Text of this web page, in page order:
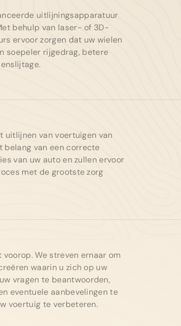
uitlijningsapparatuur
behulp van laser- of 3D-
ervoor zorgen dat uw wielen
soepeler rijgedrag, betere
uitlijnen van voertuigen van
belang van een correcte
van uw auto en zullen ervoor
met de grootste zorg
We streven ernaar om
waarin u zich op uw
vragen te beantwoorden,
eventuele aanbevelingen te
voertuig te verbeteren.